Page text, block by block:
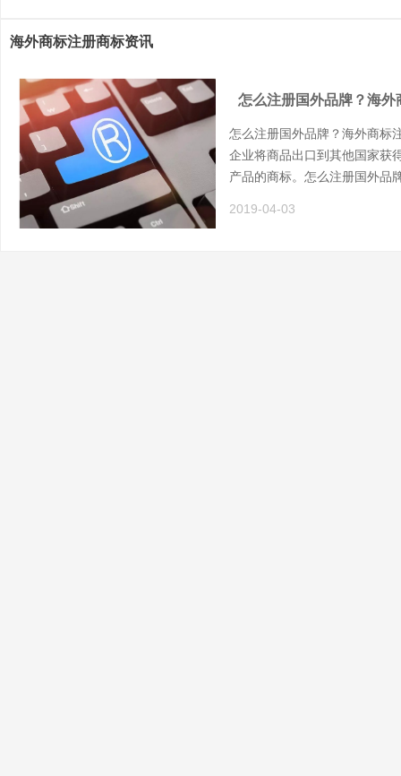
海外商标注册商标资讯
怎么注册国外品牌？海外
怎么注册国外品牌？海外商标
企业将商品出口到其他国家获
产品的商标。怎么注册国外品
2019-04-03